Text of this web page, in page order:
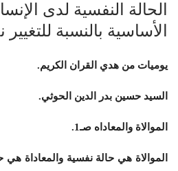
الحالة النفسية لدى
الأساسية بالنسبة
يوميات من هدي القران الكريم.
السيد حسين بدر الدين الحوثي.
الموالاة والمعاداه صـ1.
الموالاة هي حالة نفسية والمعاداة هي